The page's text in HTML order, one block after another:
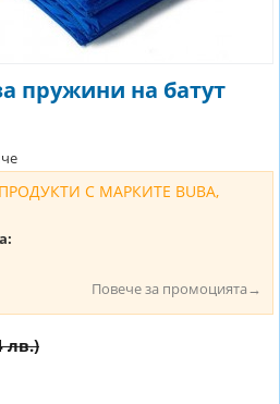
пружини на батут
С МАРКИТЕ BUBA,
Повече за промоцията→
лв.)